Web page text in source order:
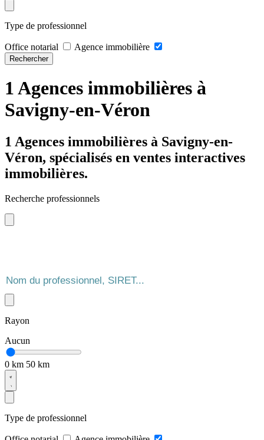
Type de professionnel
Office notarial Agence immobilière
Rechercher
1 Agences immobilières à
Savigny-en-Véron
1 Agences immobilières à Savigny-en-
Véron, spécialisés en ventes interactives
immobilières.
Recherche professionnels
Rayon
Aucun
0 km 50 km
Type de professionnel